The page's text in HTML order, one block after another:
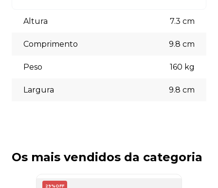
(5% off) cartões de crédito, boleto bancário. Você pode
escolher a opção que melhor se adapte às suas
Altura 7.3 cm
Comprimento 9.8 cm
Peso 160 kg
Largura 9.8 cm
Os mais vendidos da categoria
29% OFF